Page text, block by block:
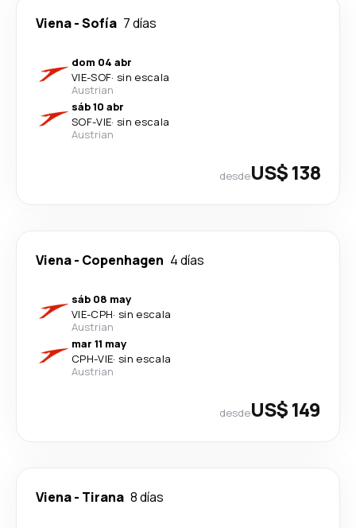
Viena-Sofía 7 días
dom 04 abr
VIE-SOF· sin escala
Austrian
sáb 10 abr
SOF-VIE· sin escala
Austrian
desdeUS$ 138
Viena- Copenhagen 4 días
sáb 08 may
VIE-CPH· sin escala
Austrian
mar 11 may
CPH-VIE· sin escala
Austrian
desdeUS$ 149
Viena- Tirana 8 días